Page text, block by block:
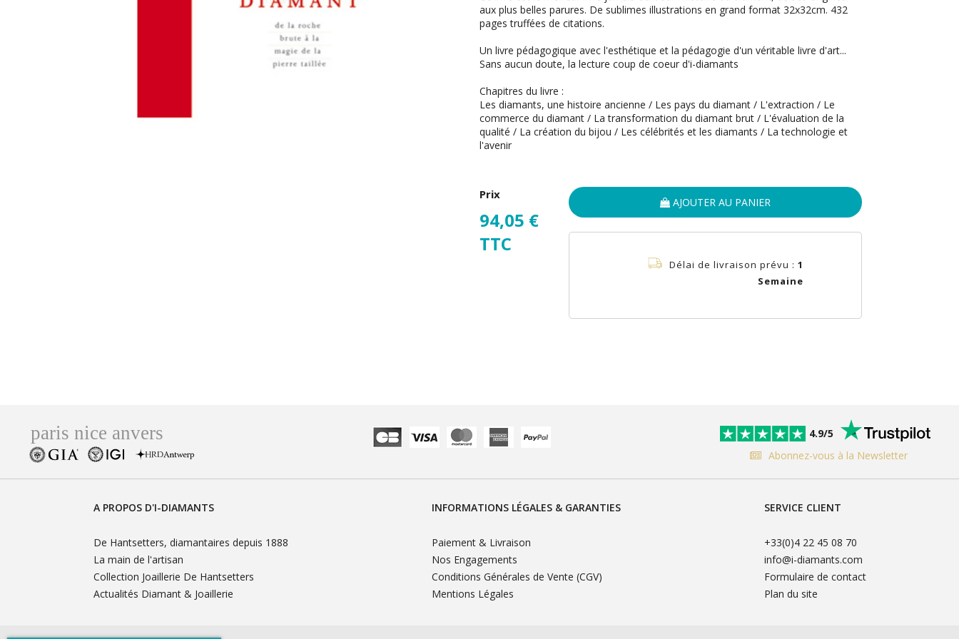
aux plus belles parures. De sublimes illustrations en grand format 32x32cm. 432
pages truffées de citations.
Un livre pédagogique avec l'esthétique et la pédagogie d'un véritable livre d'art...
Sans aucun doute, la lecture coup de coeur d'i-diamants
Chapitres du livre :
Les diamants, une histoire ancienne / Les pays du diamant / L'extraction / Le
commerce du diamant / La transformation du diamant brut / L'évaluation de la
qualité / La création du bijou / Les célébrités et les diamants / La technologie et
l'avenir
Prix
94,05 €
TTC
AJOUTER AU PANIER
Délai de livraison prévu :1
Semaine
4.9/5
Abonnez-vous à la Newsletter
A PROPOS D'I-DIAMANTS
De Hantsetters, diamantaires depuis 1888
La main de l'artisan
Collection Joaillerie De Hantsetters
Actualités Diamant & Joaillerie
INFORMATIONS LÉGALES & GARANTIES
Paiement & Livraison
Nos Engagements
Conditions Générales de Vente (CGV)
Mentions Légales
SERVICE CLIENT
+33(0)4 22 45 08 70
info@i-diamants.com
Formulaire de contact
Plan du site